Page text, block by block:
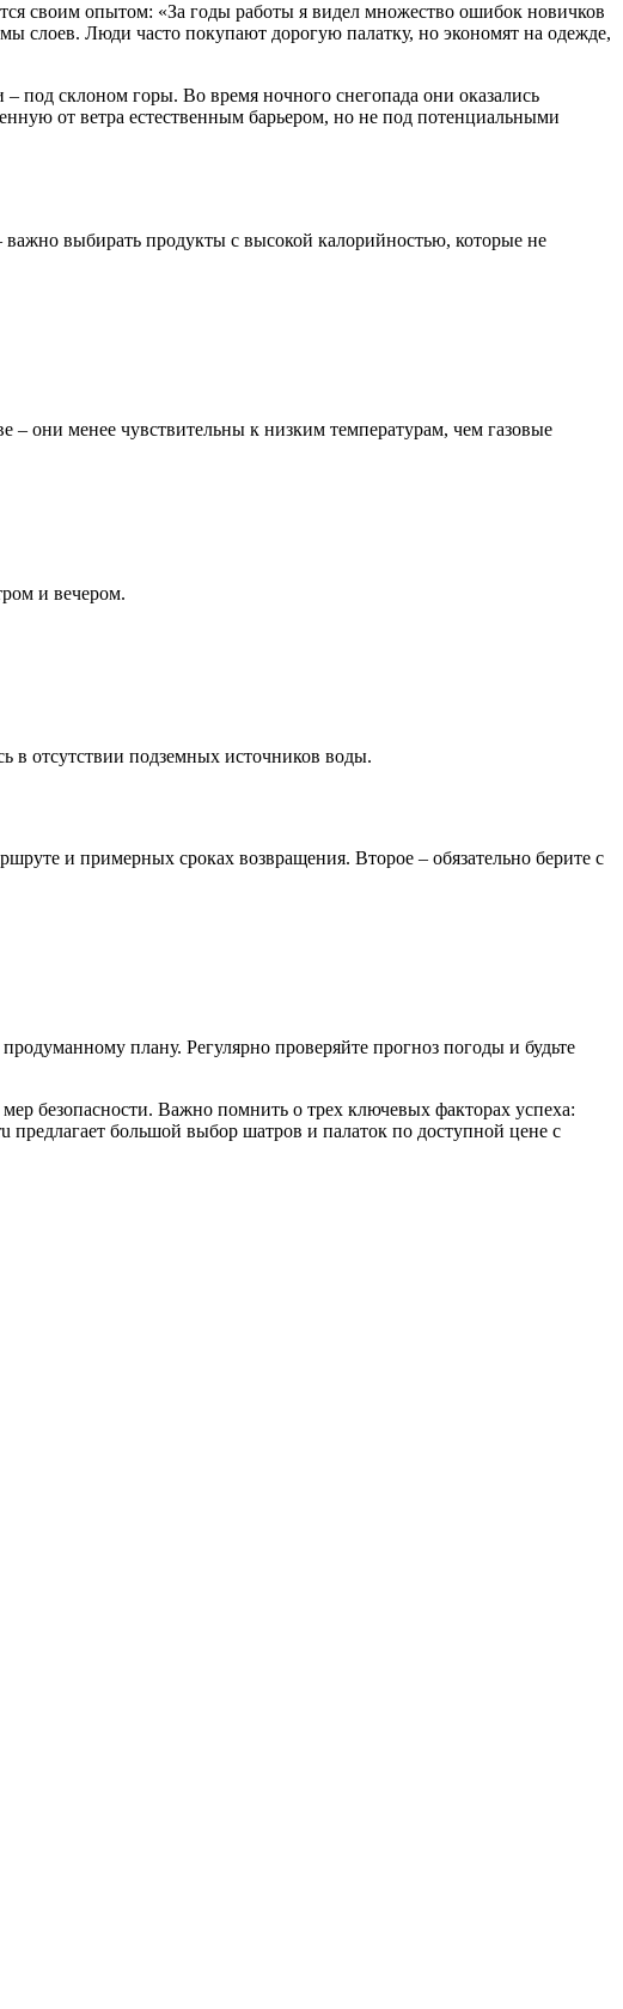
своим опытом: «За годы работы я видел множество ошибок новичков
слоев. Люди часто покупают дорогую палатку, но экономят на одежде,
под склоном горы. Во время ночного снегопада они оказались
от ветра естественным барьером, но не под потенциальными
выбирать продукты с высокой калорийностью, которые не
они менее чувствительны к низким температурам, чем газовые
и вечером.
в отсутствии подземных источников воды.
и примерных сроках возвращения. Второе – обязательно берите с
плану. Регулярно проверяйте прогноз погоды и будьте
безопасности. Важно помнить о трех ключевых факторах успеха:
предлагает большой выбор шатров и палаток по доступной цене с